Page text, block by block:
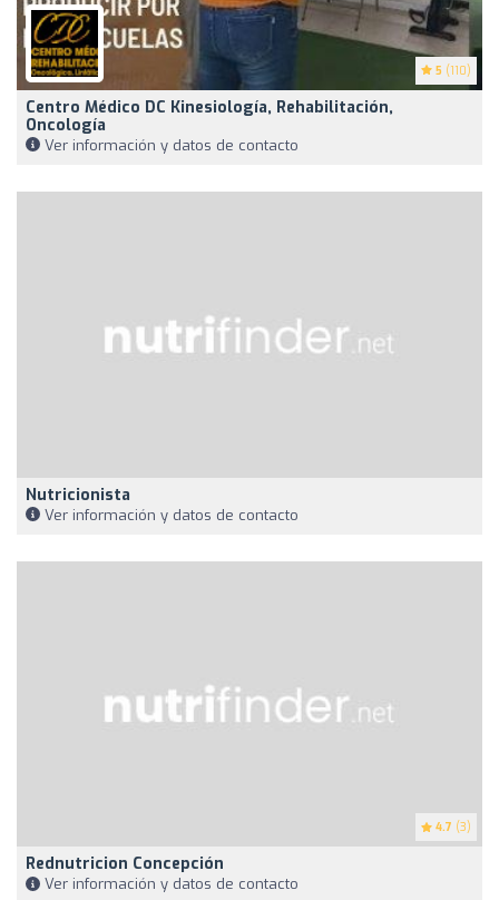
5 (110)
Centro Médico DC Kinesiología, Rehabilitación,
Oncología
Ver información y datos de contacto
Nutricionista
Ver información y datos de contacto
4.7 (3)
Rednutricion Concepción
Ver información y datos de contacto